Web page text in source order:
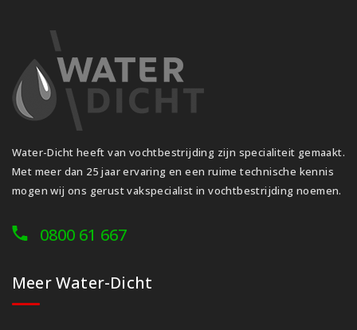
Water-Dicht heeft van vochtbestrijding zijn specialiteit gemaakt.
Met meer dan 25 jaar ervaring en een ruime technische kennis
mogen wij ons gerust vakspecialist in vochtbestrijding noemen.
0800 61 667
Meer Water-Dicht